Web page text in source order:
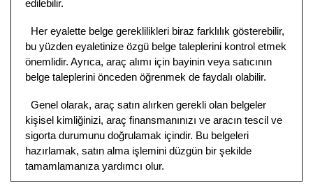
edilebilir.
Her eyalette belge gereklilikleri biraz farklılık gösterebilir,
bu yüzden eyaletinize özgü belge taleplerini kontrol etmek
önemlidir. Ayrıca, araç alımı için bayinin veya satıcının
belge taleplerini önceden öğrenmek de faydalı olabilir.
Genel olarak, araç satın alırken gerekli olan belgeler
kişisel kimliğinizi, araç finansmanınızı ve aracın tescil ve
sigorta durumunu doğrulamak içindir. Bu belgeleri
hazırlamak, satın alma işlemini düzgün bir şekilde
tamamlamanıza yardımcı olur.